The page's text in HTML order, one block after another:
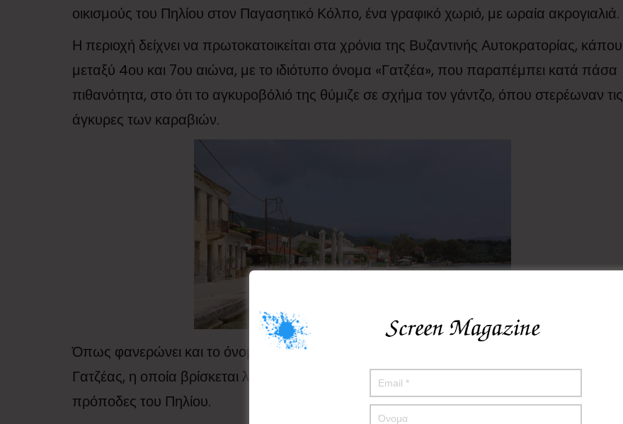
οικισμούς του Πηλίου στον Παγασητικό Κόλπο, ένα γραφικό χωριό, με ωραία ακρογιαλιά.
Η περιοχή δείχνει να πρωτοκατοικείται στα χρόνια της Βυζαντινής Αυτοκρατορίας, κάπου
μεταξύ 4ου και 7ου αιώνα, με το ιδιότυπο όνομα «Γατζέα», που παραπέμπει κατά πάσα
πιθανότητα, στο ότι το αγκυροβόλιό της θύμιζε σε σχήμα τον γάντζο, όπου στερέωναν τις
άγκυρες των καραβιών.
Όπως φανερώνει και το όνομά της, η Κάτω Γατζέα αναπτύχθηκε ως επίνειο της Άνω
Γατζέας, η οποία βρίσκεται λίγο πιο ψηλά, χτισμένη στα 100 μέτρα υψόμετρο, στους
πρόποδες του Πηλίου.